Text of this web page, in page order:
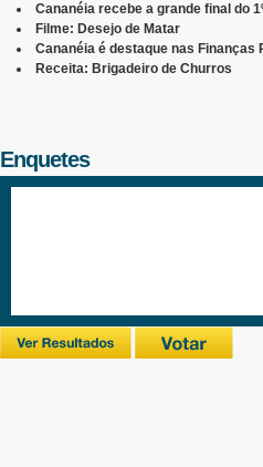
Cananéia recebe a grande final do
Filme: Desejo de Matar
Cananéia é destaque nas Finanças
Receita: Brigadeiro de Churros
Enquetes